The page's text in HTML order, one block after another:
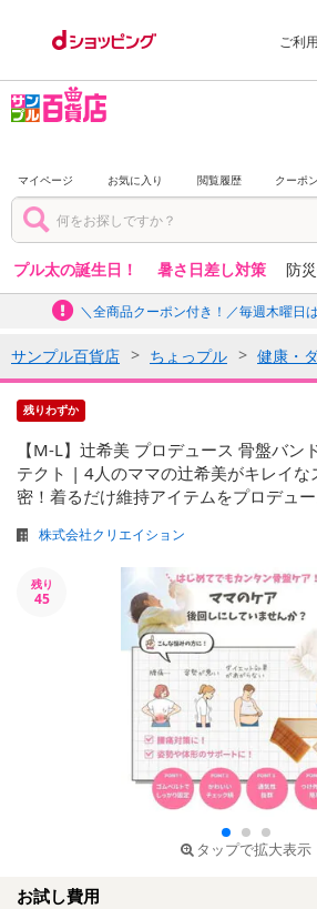
ご利
マイページ お気に入り 閲覧履歴 クーポン
プル太の誕生日！ 暑さ日差し対策 防
＼全商品クーポン付き！／毎週木曜日
サンプル百貨店 ちょっプル 健康・
残りわずか
【M-L】辻希美 プロデュース 骨盤バン
テクト | 4人のママの辻希美がキレイな
密！着るだけ維持アイテムをプロデュー
株式会社クリエイション
残り
45
タップで拡大表示
お試し費用